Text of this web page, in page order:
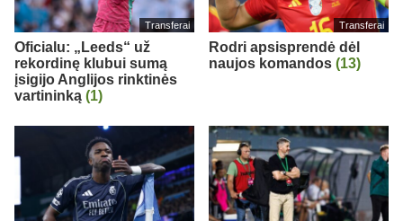
Transferai
Oficialu: „Leeds“ už
rekordinę klubui sumą
įsigijo Anglijos rinktinės
vartininką (1)
Transferai
Rodri apsisprendė dėl
naujos komandos (13)